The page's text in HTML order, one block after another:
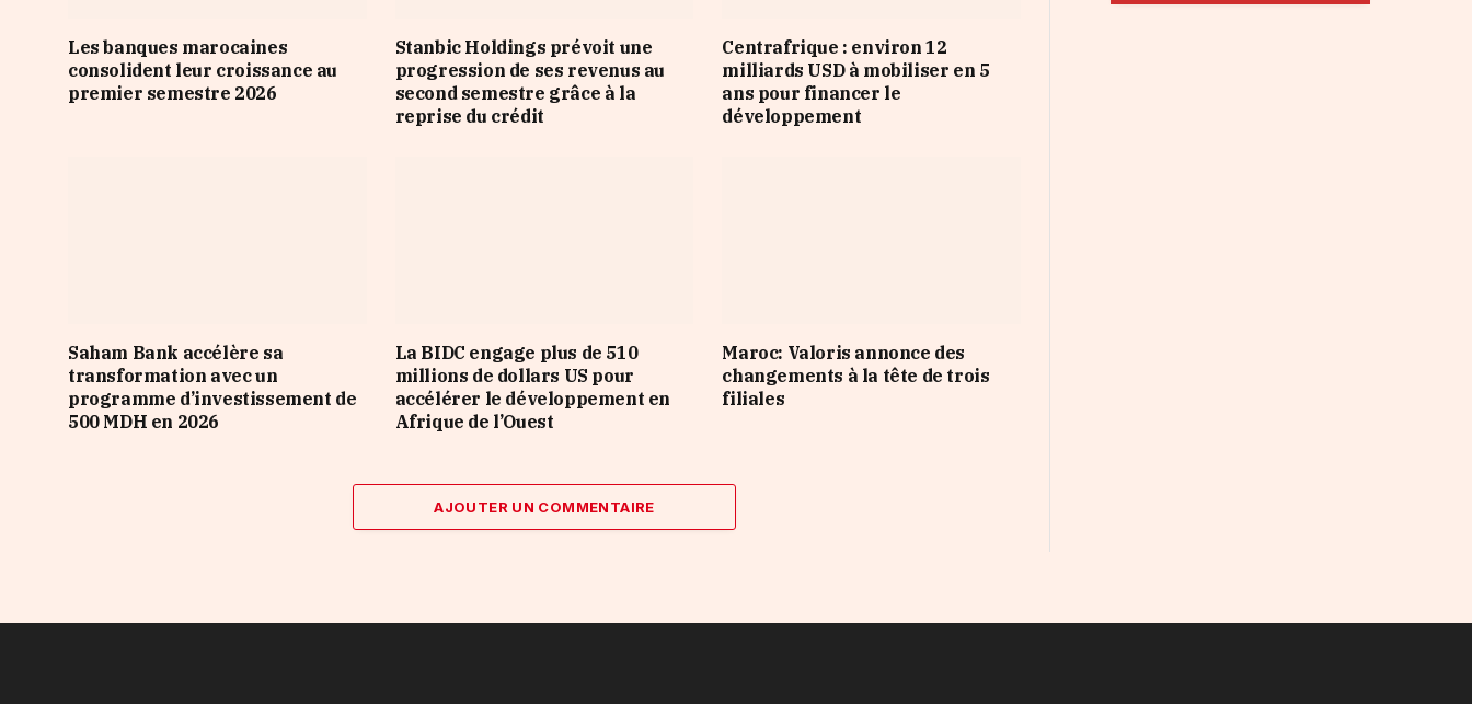
Les banques marocaines
consolident leur croissance au
premier semestre 2026
Stanbic Holdings prévoit une
progression de ses revenus au
second semestre grâce à la
reprise du crédit
Centrafrique : environ 12
milliards USD à mobiliser en 5
ans pour financer le
développement
Saham Bank accélère sa
transformation avec un
programme d’investissement de
500 MDH en 2026
La BIDC engage plus de 510
millions de dollars US pour
accélérer le développement en
Afrique de l’Ouest
Maroc: Valoris annonce des
changements à la tête de trois
filiales
AJOUTER UN COMMENTAIRE